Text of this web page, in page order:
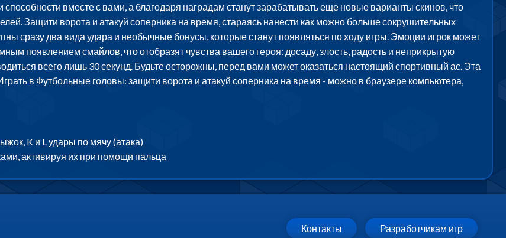
вместе с вами, а благодаря наградам станут зарабатывать еще новые варианты скинов, что
Защити ворота и атакуй соперника на время, стараясь нанести как можно больше сокрушительных
сразу два вида удара и необычные бонусы, которые станут появляться по ходу игры. Эмоции игрок может
появлением смайлов, что отобразят чувства вашего героя: досаду, злость, радость и неприкрытую
всего лишь 30 секунд. Будьте осторожны, перед вами может оказаться настоящий спортивный ас. Эта
в Футбольные головы: защити ворота и атакуй соперника на время - можно в браузере компьютера,
K и L удары по мячу (атака)
активируя их при помощи пальца
Контакты Разработчикам игр